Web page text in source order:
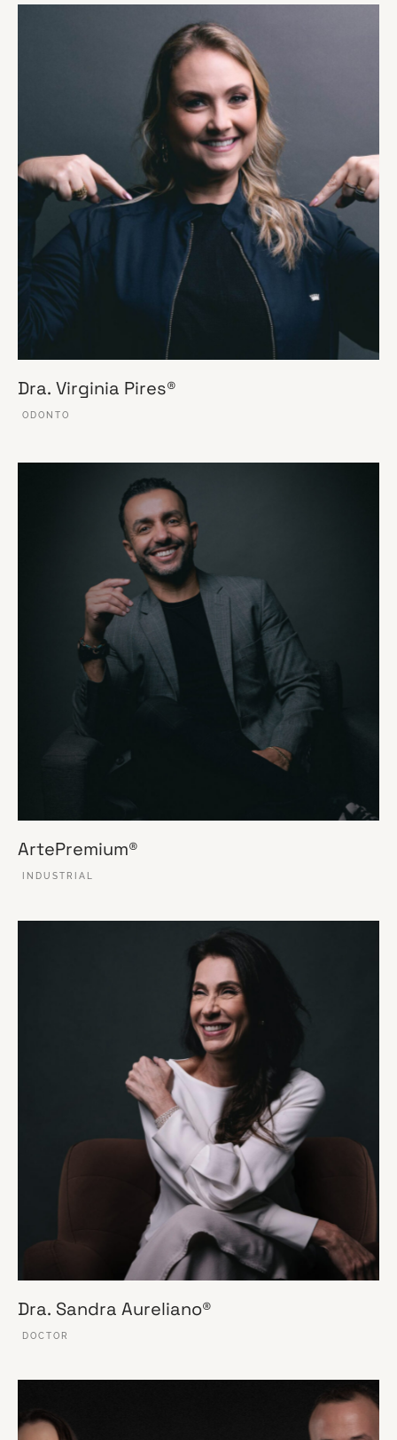
Dra. Virginia Pires®
ODONTO
ArtePremium®
INDUSTRIAL
Dra. Sandra Aureliano®
DOCTOR